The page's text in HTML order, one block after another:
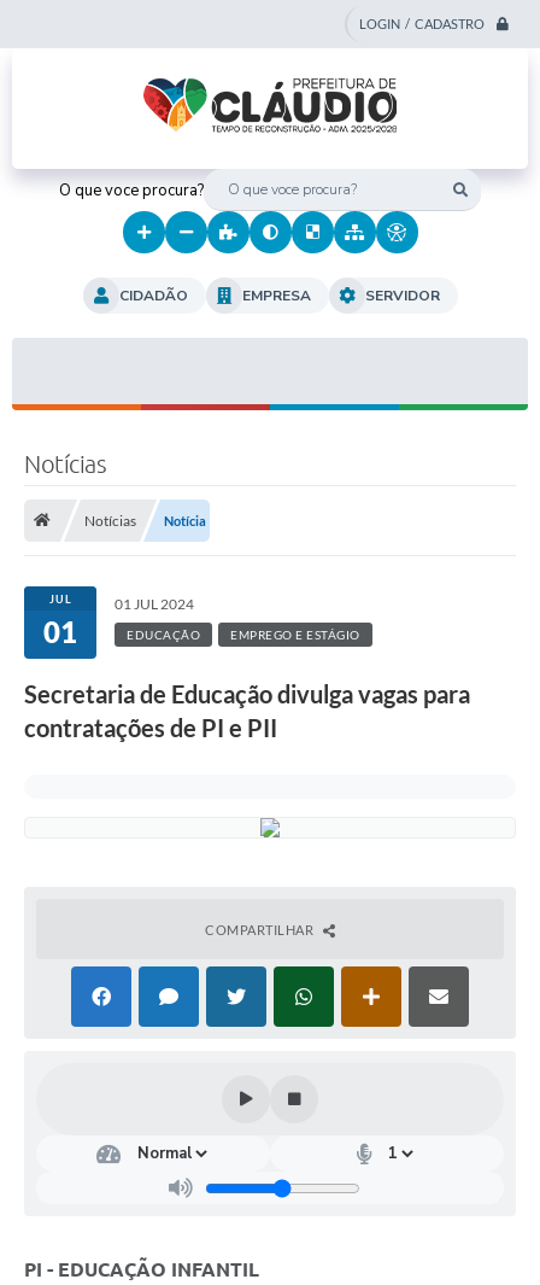
LOGIN / CADASTRO
O que voce procura?
CIDADÃO EMPRESA SERVIDOR
Notícias
Notícias Notícia
JUL
01
01 JUL 2024
EDUCAÇÃO EMPREGO E ESTÁGIO
Secretaria de Educação divulga vagas para
contratações de PI e PII
COMPARTILHAR
PI - EDUCAÇÃO INFANTIL